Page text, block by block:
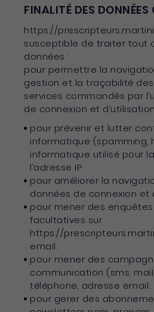
FINALITÉ DES DONNÉES
https://
susceptible de traiter tout
données :
pour permettre la
gestion et la traçabilité
services commandés par
de connexion et
pour prévenir et lutter
informatique (spamming,
informatique utilisé pour
l’adresse IP
pour améliorer la
données de connexion et
pour mener des
facultatives sur
https://
email.
pour mener des
communication (sms,
téléphone, adresse email.
pour gerer des